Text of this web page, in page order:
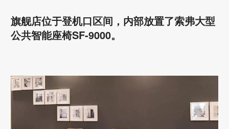
旗舰店位于登机口区间，内部放置了索弗大型
公共智能座椅SF-9000。